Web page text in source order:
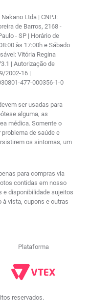
Ltda | CNPJ:
de Barros, 2168 -
- SP | Horário de
às 17:00h e Sábado
Vitória Regina
| Autorização de
2002-16 |
477-000356-1-0
ser usadas para
alguma, as
médica. Somente o
de saúde e
os sintomas, um
para compras via
contidas em nosso
e disponibilidade sujeitos
à vista, cupons e outras
Plataforma
reservados.